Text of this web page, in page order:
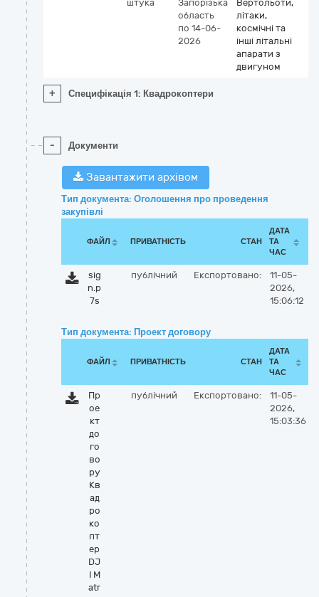
штука
Запорізька
область
по 14-06-
2026
Вертольоти,
літаки,
космічні та
інші літальні
апарати з
двигуном
+ Специфікація 1: Квадрокоптери
- Документи
Завантажити архівом
Тип документа: Оголошення про проведення
закупівлі
ФАЙЛ ПРИВАТНІСТЬ СТАН
ДАТА
ТА
ЧАС
sig
n.p
7s
публічний Експортовано:
11-05-
2026,
15:06:12
Тип документа: Проект договору
ФАЙЛ ПРИВАТНІСТЬ СТАН
ДАТА
ТА
ЧАС
Пр
ое
кт
до
го
во
ру
Кв
ад
ро
ко
пт
ер
DJ
I M
atr
публічний Експортовано:
11-05-
2026,
15:03:36